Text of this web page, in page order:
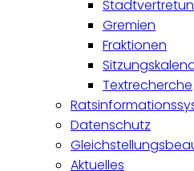
Gremien
Fraktionen
Textrecherche
Datenschutz
Aktuelles